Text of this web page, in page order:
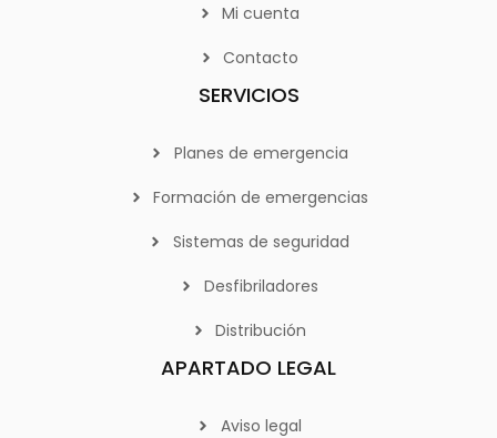
Mi cuenta
Contacto
SERVICIOS
Planes de emergencia
Formación de emergencias
Sistemas de seguridad
Desfibriladores
Distribución
APARTADO LEGAL
Aviso legal